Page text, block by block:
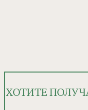
ХОТИТЕ